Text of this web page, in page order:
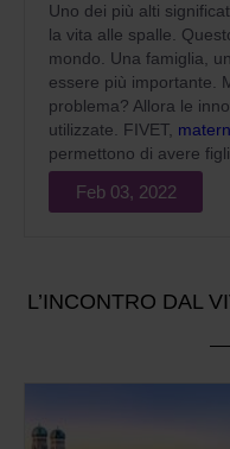
Uno dei più alti
la vita alle spalle.
mondo. Una famiglia,
essere più importante.
problema? Allora le
utilizzate. FIVET,
permettono di avere
complesse.
Feb 03, 2022
L’INCONTRO DAL